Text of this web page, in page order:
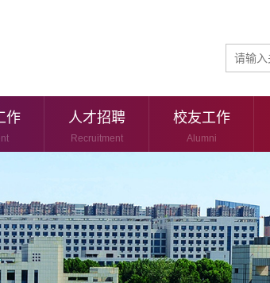
作 人才招聘
Recruitment
校友工作
Alumni